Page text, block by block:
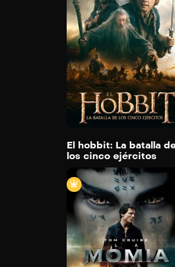
El hobbit: La
2014 144 min
Trailer
El hobbit: La batalla
los cinco ejércitos
La momia